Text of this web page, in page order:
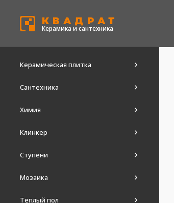
КВАДРАТ
Керамика и сантехника
Керамическая плитка
Сантехника
Химия
Клинкер
Ступени
Мозаика
Теплый пол